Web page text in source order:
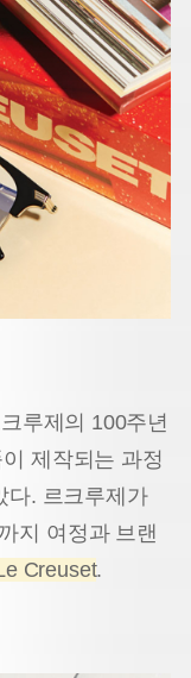
루제의 100주년
제작되는 과정
다. 르크루제가
지 여정과 브랜
Creuset.